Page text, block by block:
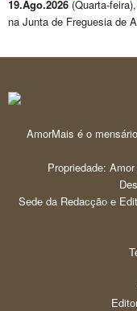
19.Ago.2026 (Quarta-feira
na Junta de Freguesia de
AmorMais é o
Propriedade:
Sede da Redacção e